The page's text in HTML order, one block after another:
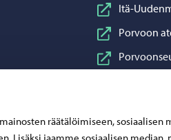
räätälöimiseen, sosiaalisen
Itä-
Porvoon